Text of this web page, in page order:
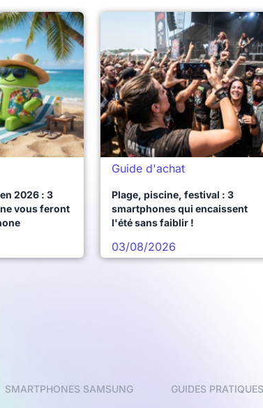
2026 : 3
vous feront
Guide d'achat
Plage, piscine, festival : 3
smartphones qui encaissent
l'été sans faiblir !
03/08/2026
SMARTPHONES SAMSUNG GUIDES PRATIQUES